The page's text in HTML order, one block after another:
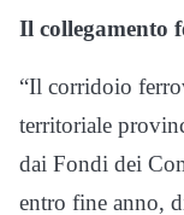
Il collegamento
“Il corridoio
territoriale
dai Fondi dei
entro fine anno,